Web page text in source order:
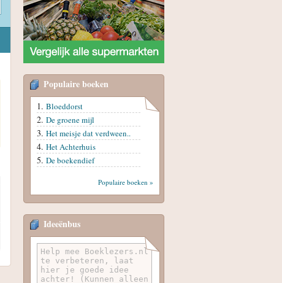
Populaire boeken
Bloeddorst
De groene mijl
Het meisje dat verdween..
Het Achterhuis
De boekendief
Populaire boeken »
Ideeënbus